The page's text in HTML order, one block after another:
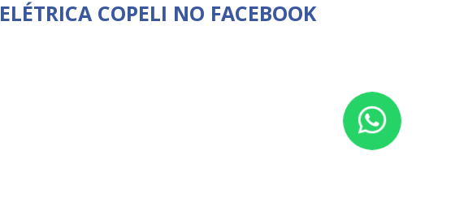
03/12/2025
saiba mais [+]
ELÉTRICA COPELI NO FACEBOOK